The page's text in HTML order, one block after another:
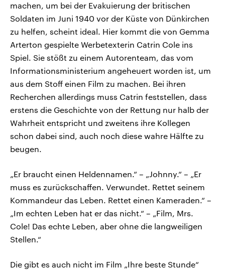
machen, um bei der Evakuierung der britischen
Soldaten im Juni 1940 vor der Küste von Dünkirchen
zu helfen, scheint ideal. Hier kommt die von Gemma
Arterton gespielte Werbetexterin Catrin Cole ins
Spiel. Sie stößt zu einem Autorenteam, das vom
Informationsministerium angeheuert worden ist, um
aus dem Stoff einen Film zu machen. Bei ihren
Recherchen allerdings muss Catrin feststellen, dass
erstens die Geschichte von der Rettung nur halb der
Wahrheit entspricht und zweitens ihre Kollegen
schon dabei sind, auch noch diese wahre Hälfte zu
beugen.
„Er braucht einen Heldennamen.“ – „Johnny.“ – „Er
muss es zurückschaffen. Verwundet. Rettet seinem
Kommandeur das Leben. Rettet einen Kameraden.“ –
„Im echten Leben hat er das nicht.“ – „Film, Mrs.
Cole! Das echte Leben, aber ohne die langweiligen
Stellen.“
Die gibt es auch nicht im Film „Ihre beste Stunde“